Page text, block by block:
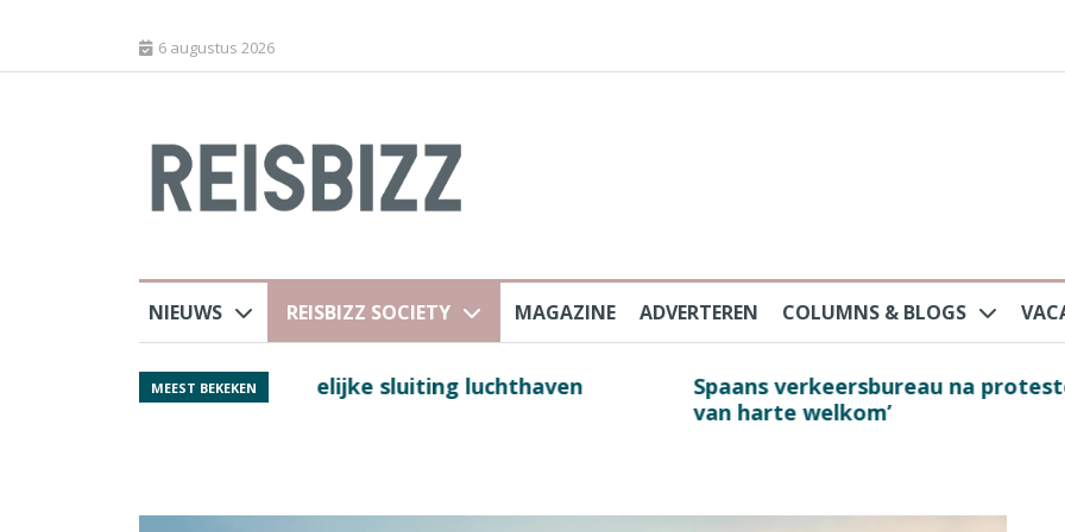
6 augustus 2026
NIEUWS REISBIZZ SOCIETY MAGAZINE ADVERTEREN COLUMNS & BLOGS
MEEST BEKEKEN
luchthaven
Spaans verkeersbureau na protesten massatoerisme: ‘Nederlandse